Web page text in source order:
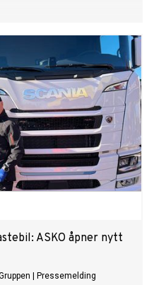
ASKO åpner nytt
Pressemelding